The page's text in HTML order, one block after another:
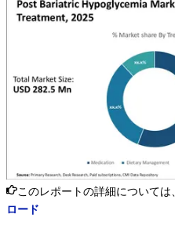
このレポートの詳細については、
ロード